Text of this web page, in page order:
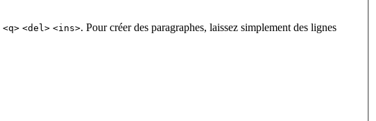
<q> <del> <ins>. Pour créer des paragraphes, laissez simplement des lignes